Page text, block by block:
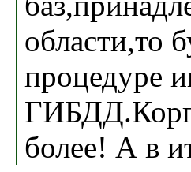
области,то
процедуре
более! А в